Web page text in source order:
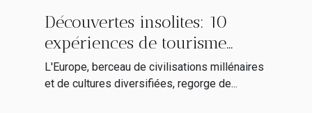
Découvertes insolites: 10
expériences de tourisme
alternatif en Europe
L'Europe, berceau de civilisations millénaires
et de cultures diversifiées, regorge de...